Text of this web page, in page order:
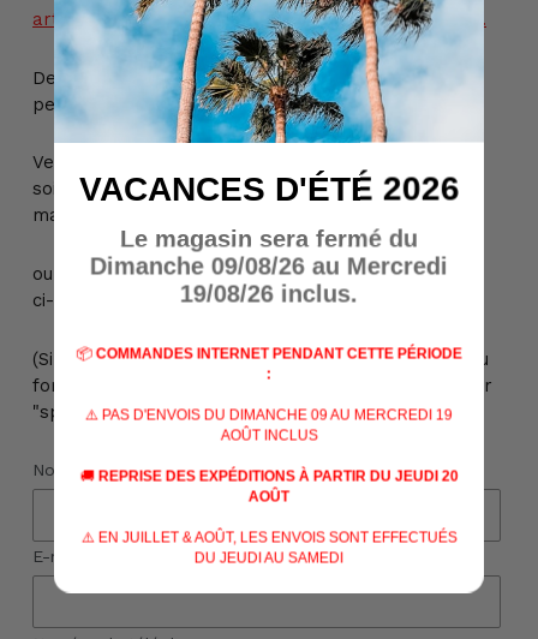
article ne peut donc pas être ajouté à votre panier.
De plus, l'achat de cet article est réservé aux
personnes majeures de + de 18 ans.
Veuillez nous contacter pour plus d'informations,
soit par téléphone au +32 (0) 69 22 49 42, soit par
mail à info@billau.be,
ou encore directement via le formulaire de contact
ci-dessous :
(Si vous n'avez pas reçu de réponse à votre mail ou
formulaire de contact, veuillez vérifier votre dossier
"spams")
Nom
E-mail
VACANCES D'ÉTÉ 2026
Le magasin sera fermé du
Dimanche 09/08/26 au Mercredi
19/08/26 inclus.
📦 COMMANDES INTERNET PENDANT CETTE PÉRIODE
:
⚠️ PAS D'ENVOIS DU DIMANCHE 09 AU MERCREDI 19
AOÛT INCLUS
🚚 REPRISE DES EXPÉDITIONS À PARTIR DU JEUDI 20
AOÛT
⚠️ EN JUILLET & AOÛT, LES ENVOIS SONT EFFECTUÉS
DU JEUDI AU SAMEDI